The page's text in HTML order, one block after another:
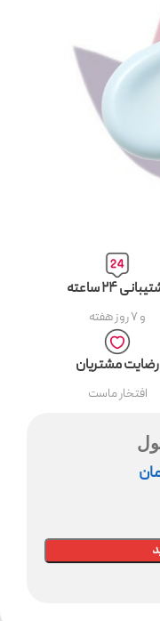
۲۴ ساعته
و ۷ روز هفته
رضایت مشتریان
افتخار ماست